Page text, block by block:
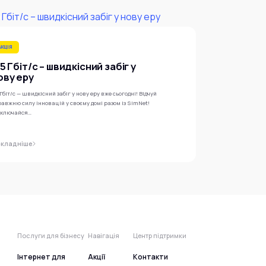
Гбіт/с – швидкісний забіг у
еру
с — швидкісний забіг у нову еру вже сьогодні! Відчуй
силу інновацій у своєму домі разом із SimNet!
Послуги для бізнесу
Інтернет для
Навігація
Акції
Центр підтримки
Контакти